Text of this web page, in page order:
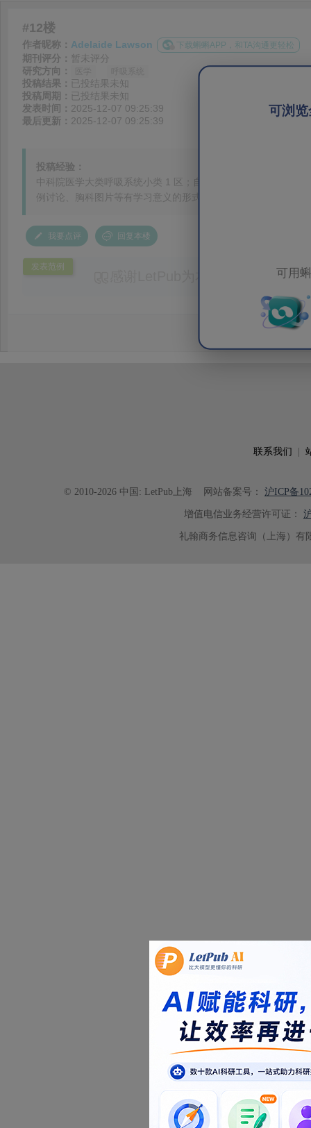
可浏
可用
#12楼
作者昵称： Adelaide Lawson 下载蝌蝌APP，和TA沟通更轻松
期刊评分： 暂未评分
研究方向：
投稿结果： 已投结果未知
投稿周期： 已投结果未知
发表时间： 2025-12-07 09:25:39
最后更新： 2025-12-07 09:25:39
投稿经验：
中科院医学大类呼吸系统小类 1 区；自引率仅 2.6%，无预警
例讨论、胸科图片等有学习意义的形式投稿，而非单纯罕见病
我要点评 回复本楼
发表范例
感谢LetPub为本论文提供专业
务。编辑结合论文中全光谱响应S
效应及界面电荷传输等研究内容，
论述逻辑进行了系统梳理，使研究
析及机理讨论之间的关系更加清晰
联系我们
© 2010-2026 中国: LetPub上海 网站备案号： 沪ICP备
增值电信业务经营许可证：
礼翰商务信息咨询（上海）